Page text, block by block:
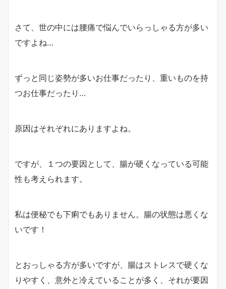
さて、世の中には腰痛で悩んでいらっしゃる方が多い
ですよね…
ずっと同じ姿勢が多いお仕事だったり、重いものを持
つお仕事だったり…
原因はそれぞれにありますよね。
ですが、１つの要因として、腸が硬くなっている可能
性も考えられます。
私は便秘でも下痢でもありません。腸の状態は悪くな
いです！
とおっしゃる方が多いですが、腸はストレスで硬くな
りやすく、意外と冷えていることが多く、それが要因